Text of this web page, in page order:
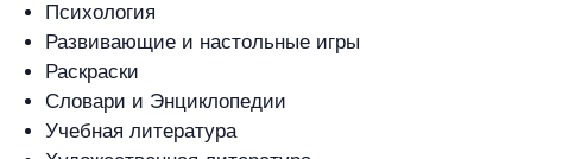
Психология
Развивающие и настольные игры
Раскраски
Словари и Энциклопедии
Учебная литература